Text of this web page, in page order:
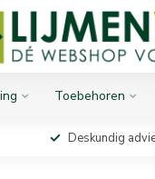
Toebehoren
Deskundig